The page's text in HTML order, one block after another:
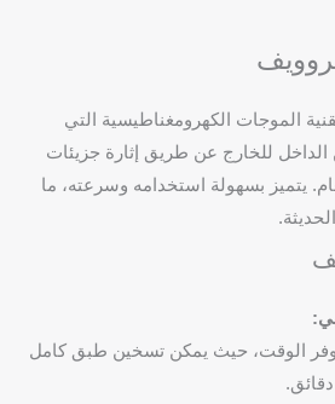
الموجات الكهرومغناطيسية التي
للخارج عن طريق إثارة جزيئات
يتميز بسهولة استخدامه وسرعته، ما
الوقت، حيث يمكن تسخين طبق كامل